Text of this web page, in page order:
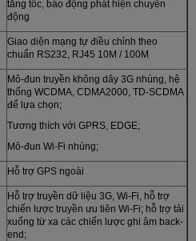
tăng tốc, báo động phát hiện chuyển
động
Giao diện mạng tự điều chỉnh theo
chuẩn RS232, RJ45 10M / 100M
Mô-đun truyền không dây 3G nhúng, hệ
thống WCDMA, CDMA2000, TD-SCDMA
để lựa chọn;
Tương thích với GPRS, EDGE;
Mô-đun Wi-Fi nhúng;
Hỗ trợ GPS ngoài
Hỗ trợ truyền dữ liệu 3G, Wi-Fi, hỗ trợ
chiến lược truyền ưu tiên Wi-Fi; hỗ trợ tải
xuống từ xa các chiến lược ghi âm back-
end;